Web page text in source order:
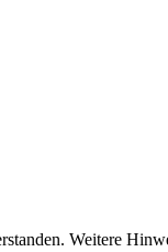
Weitere